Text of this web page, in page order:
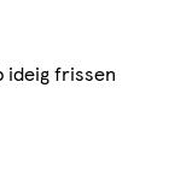
ideig frissen